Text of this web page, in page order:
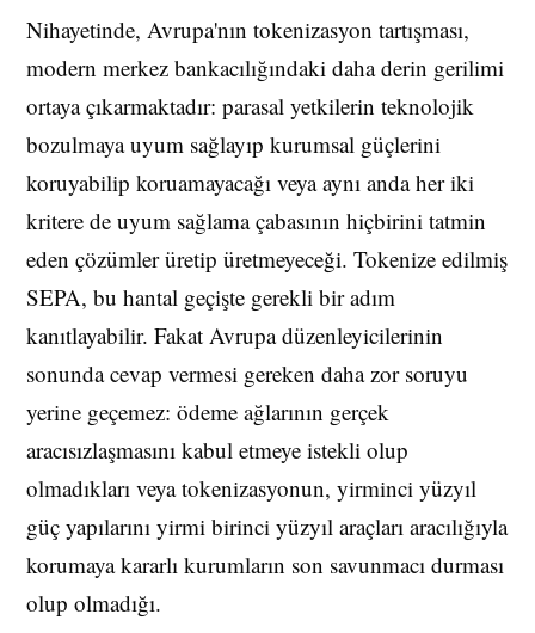
Nihayetinde, Avrupa'nın tokenizasyon tartışması,
modern merkez bankacılığındaki daha derin gerilimi
ortaya çıkarmaktadır: parasal yetkilerin teknolojik
bozulmaya uyum sağlayıp kurumsal güçlerini
koruyabilip koruamayacağı veya aynı anda her iki
kritere de uyum sağlama çabasının hiçbirini tatmin
eden çözümler üretip üretmeyeceği. Tokenize edilmiş
SEPA, bu hantal geçişte gerekli bir adım
kanıtlayabilir. Fakat Avrupa düzenleyicilerinin
sonunda cevap vermesi gereken daha zor soruyu
yerine geçemez: ödeme ağlarının gerçek
aracısızlaşmasını kabul etmeye istekli olup
olmadıkları veya tokenizasyonun, yirminci yüzyıl
güç yapılarını yirmi birinci yüzyıl araçları aracılığıyla
korumaya kararlı kurumların son savunmacı durması
olup olmadığı.